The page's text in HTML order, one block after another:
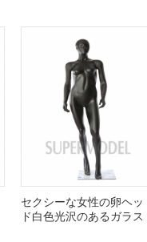
セクシーな女性の卵ヘッ
ド白色光沢のあるガラス